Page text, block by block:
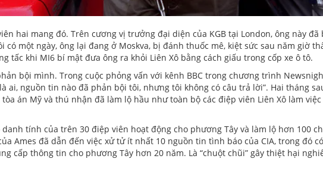
hai mang đó. Trên cương vị trưởng đại diện của KGB tại London, ông này
một ngày, ông lại đang ở Moskva, bị đánh thuốc mê, kiệt sức sau năm giờ
tấc khi MI6 bí mật đưa ông ra khỏi Liên Xô bằng cách giấu trong cốp xe ô tô.
bội mình. Trong cuộc phỏng vấn với kênh BBC trong chương trình
ai, nguồn tin nào đã phản bội tôi, nhưng tôi không có câu trả lời”. Hai tháng
án Mỹ và thú nhận đã làm lộ hầu như toàn bộ các điệp viên Liên Xô làm
tính của trên 30 điệp viên hoạt động cho phương Tây và làm lộ hơn 100
Ames đã dẫn đến việc xử tử ít nhất 10 nguồn tin tình báo của CIA, trong đó
cấp thông tin cho phương Tây hơn 20 năm. Là “chuột chũi” gây thiệt hại